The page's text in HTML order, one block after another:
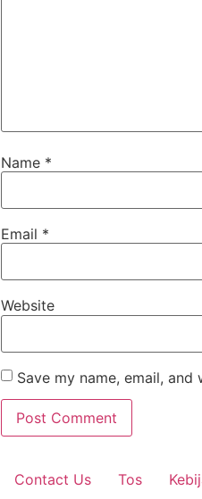
Name *
Email *
Website
Save my name, email,
Contact Us Tos